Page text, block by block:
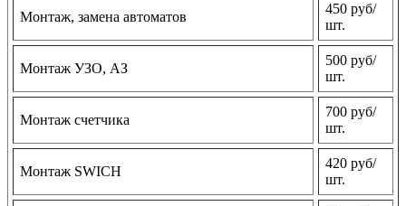
Монтаж, замена автоматов
450 руб/
шт.
Монтаж УЗО, АЗ
500 руб/
шт.
Монтаж счетчика
700 руб/
шт.
Монтаж SWICH
420 руб/
шт.